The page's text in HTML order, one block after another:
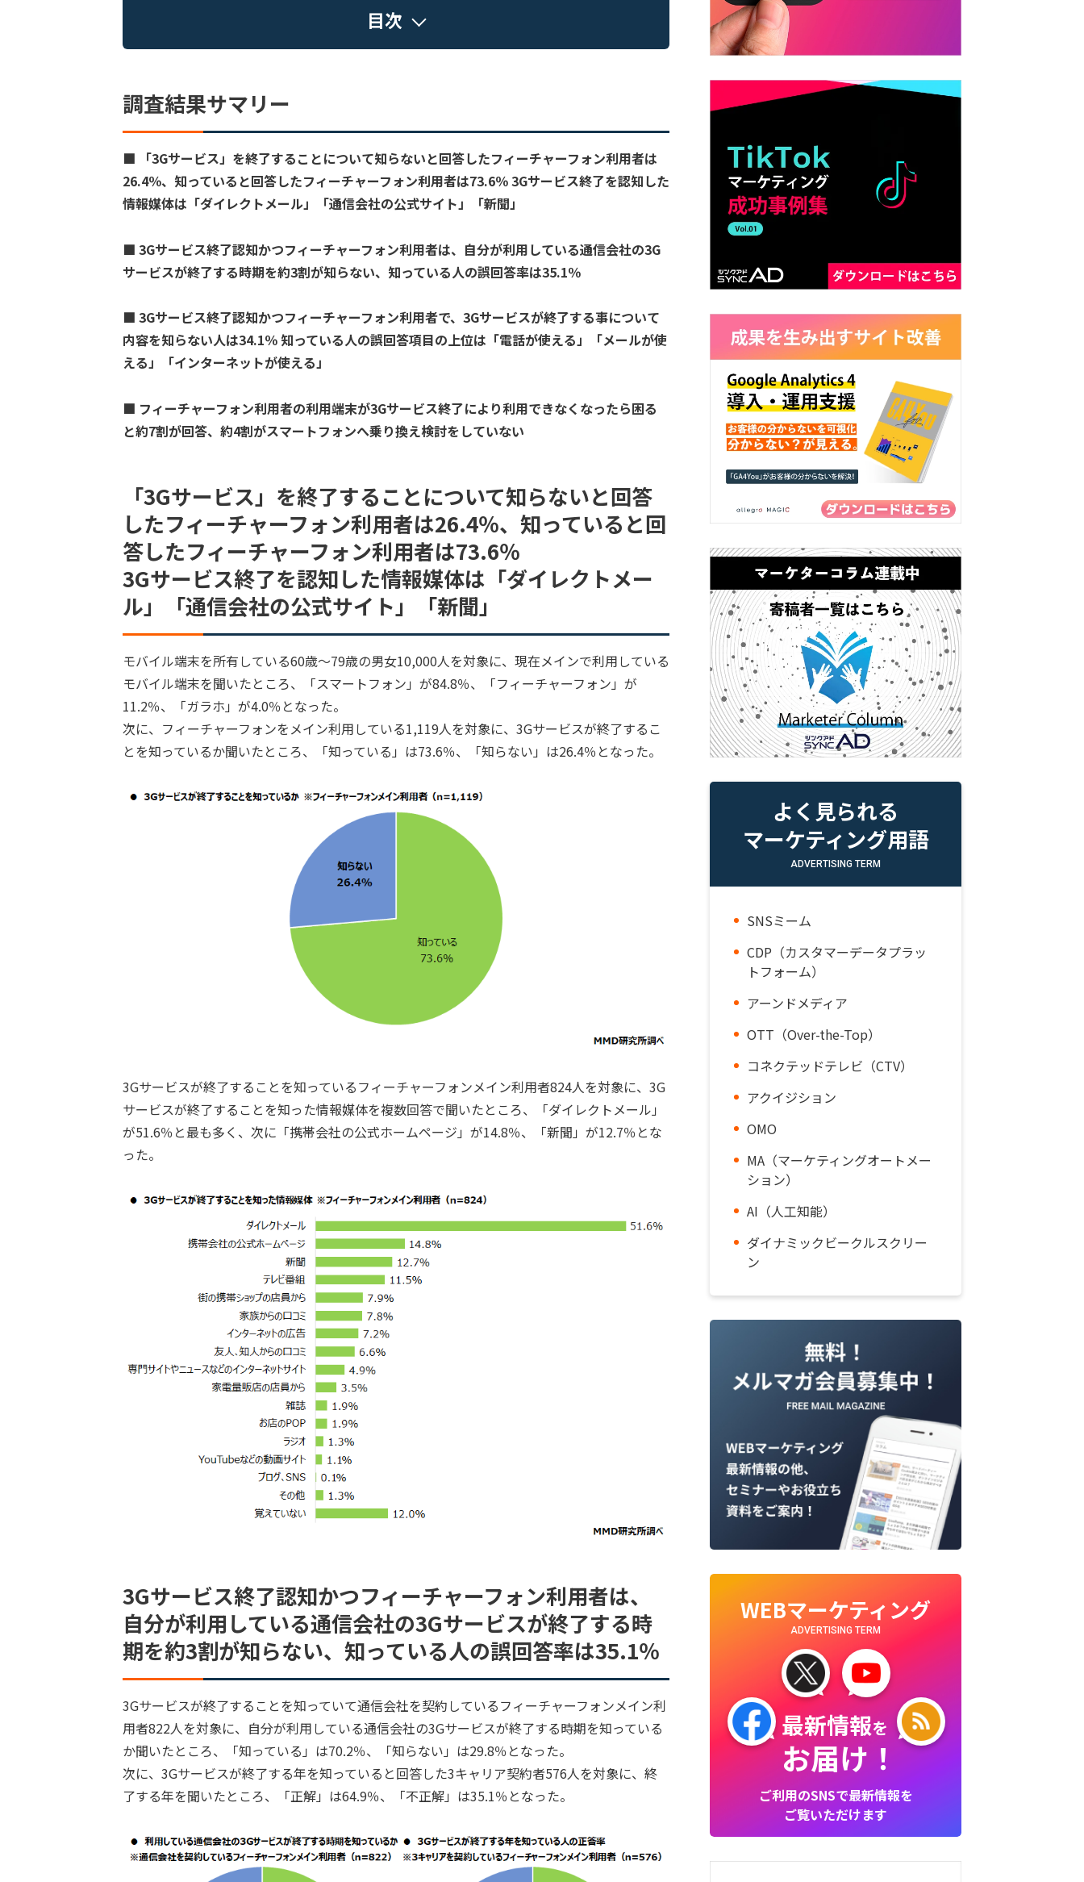
目次
調査結果サマリー
■ 「3Gサービス」を終了することについて知らないと回答したフィーチャーフォン利用者は
26.4％、知っていると回答したフィーチャーフォン利用者は73.6％ 3Gサービス終了を認知した
情報媒体は「ダイレクトメール」「通信会社の公式サイト」「新聞」
■ 3Gサービス終了認知かつフィーチャーフォン利用者は、自分が利用している通信会社の3G
サービスが終了する時期を約3割が知らない、知っている人の誤回答率は35.1％
■ 3Gサービス終了認知かつフィーチャーフォン利用者で、3Gサービスが終了する事について
内容を知らない人は34.1％ 知っている人の誤回答項目の上位は「電話が使える」「メールが使
える」「インターネットが使える」
■ フィーチャーフォン利用者の利用端末が3Gサービス終了により利用できなくなったら困る
と約7割が回答、約4割がスマートフォンへ乗り換え検討をしていない
「3Gサービス」を終了することについて知らないと回答
したフィーチャーフォン利用者は26.4％、知っていると回
答したフィーチャーフォン利用者は73.6％
3Gサービス終了を認知した情報媒体は「ダイレクトメー
ル」「通信会社の公式サイト」「新聞」
モバイル端末を所有している60歳～79歳の男女10,000人を対象に、現在メインで利用している
モバイル端末を聞いたところ、「スマートフォン」が84.8％、「フィーチャーフォン」が
11.2％、「ガラホ」が4.0％となった。
次に、フィーチャーフォンをメイン利用している1,119人を対象に、3Gサービスが終了するこ
とを知っているか聞いたところ、「知っている」は73.6％、「知らない」は26.4％となった。
3Gサービスが終了することを知っているフィーチャーフォンメイン利用者824人を対象に、3G
サービスが終了することを知った情報媒体を複数回答で聞いたところ、「ダイレクトメール」
が51.6％と最も多く、次に「携帯会社の公式ホームページ」が14.8％、「新聞」が12.7％とな
った。
3Gサービス終了認知かつフィーチャーフォン利用者は、
自分が利用している通信会社の3Gサービスが終了する時
期を約3割が知らない、知っている人の誤回答率は35.1％
3Gサービスが終了することを知っていて通信会社を契約しているフィーチャーフォンメイン利
用者822人を対象に、自分が利用している通信会社の3Gサービスが終了する時期を知っている
か聞いたところ、「知っている」は70.2％、「知らない」は29.8％となった。
次に、3Gサービスが終了する年を知っていると回答した3キャリア契約者576人を対象に、終
了する年を聞いたところ、「正解」は64.9％、「不正解」は35.1％となった。
よく見られる
マーケティング用語
ADVERTISING TERM
SNSミーム
CDP（カスタマーデータプラッ
トフォーム）
アーンドメディア
OTT（Over-the-Top）
コネクテッドテレビ（CTV）
アクイジション
OMO
MA（マーケティングオートメー
ション）
AI（人工知能）
ダイナミックビークルスクリー
ン
WEBマーケティング
ADVERTISING TERM
最新情報を
お届け！
ご利用のSNSで最新情報を
ご覧いただけます